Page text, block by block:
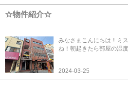
☆物件紹介☆
みなさまこんにちは！ミ
ね！朝起きたら部屋の
2024-03-25